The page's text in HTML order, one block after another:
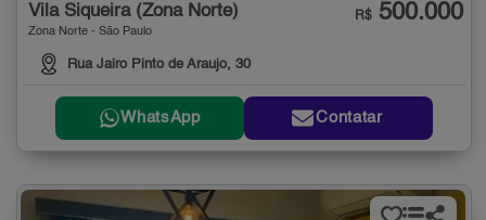
Vila Siqueira (Zona Norte)
Zona Norte - São Paulo
Rua Jairo Pinto de Araujo, 30
R$ 500.000
WhatsApp Contatar